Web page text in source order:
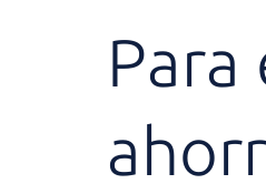
Para